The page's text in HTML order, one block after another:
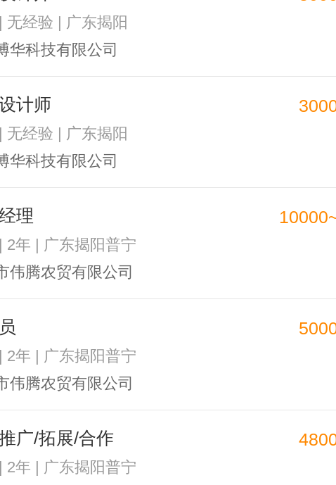
无经验 | 广东揭阳
华科技有限公司
计师
无经验 | 广东揭阳
华科技有限公司
理
2年 | 广东揭阳普宁
伟腾农贸有限公司
2年 | 广东揭阳普宁
伟腾农贸有限公司
广/拓展/合作
2年 | 广东揭阳普宁